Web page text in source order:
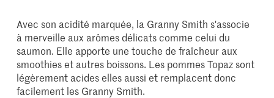
Avec son acidité marquée, la Granny Smith s'associe
à merveille aux arômes délicats comme celui du
saumon. Elle apporte une touche de fraîcheur aux
smoothies et autres boissons. Les pommes Topaz sont
légèrement acides elles aussi et remplacent donc
facilement les Granny Smith.